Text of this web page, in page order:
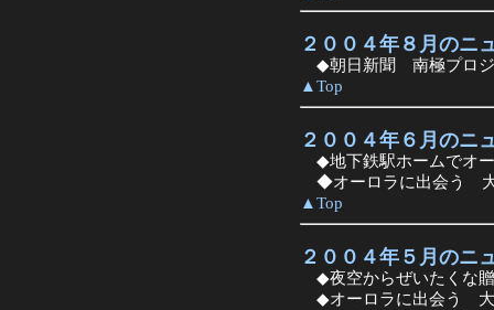
２００４年８月のニ
◆朝日新聞 南極プロジ
▲Top
２００４年６月のニ
◆地下鉄駅ホームでオ
◆オーロラに出会う 大
▲Top
２００４年５月のニ
◆夜空からぜいたくな
◆オーロラに出会う 大